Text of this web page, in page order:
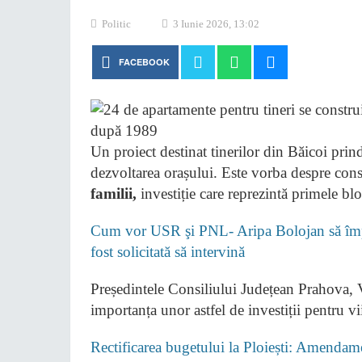
Politic 3 Iunie 2026, 13:02
FACEBOOK
Un proiect destinat tinerilor din Băicoi
dezvoltarea orașului. Este vorba despre
familii, investiție care reprezintă primele
Cum vor USR şi PNL- Aripa Bolojan să
fost solicitată să intervină
Președintele Consiliului Județean
importanța unor astfel de investiții pentru
Rectificarea bugetului la Ploiești: